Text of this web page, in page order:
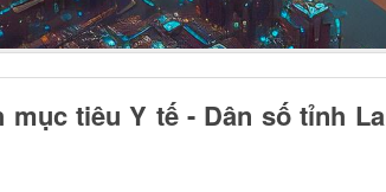
tiêu Y tế - Dân số tỉnh